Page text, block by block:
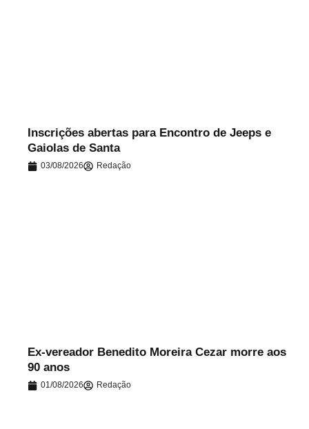
Inscrições abertas para Encontro de Jeeps e
Gaiolas de Santa
03/08/2026 Redação
Ex-vereador Benedito Moreira Cezar morre aos
90 anos
01/08/2026 Redação